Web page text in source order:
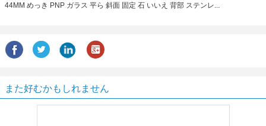
44MM めっき PNP ガラス 平ら 斜面 固定 石 いいえ 背部 ステンレ...
また好むかもしれません